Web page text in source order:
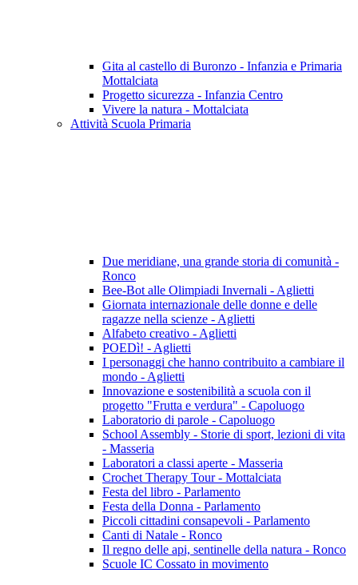
Gita al castello di Buronzo - Infanzia e Primaria
Mottalciata
Progetto sicurezza - Infanzia Centro
Vivere la natura - Mottalciata
Attività Scuola Primaria
Due meridiane, una grande storia di comunità -
Ronco
Bee-Bot alle Olimpiadi Invernali - Aglietti
Giornata internazionale delle donne e delle
ragazze nella scienze - Aglietti
Alfabeto creativo - Aglietti
POEDì! - Aglietti
I personaggi che hanno contribuito a cambiare il
mondo - Aglietti
Innovazione e sostenibilità a scuola con il
progetto "Frutta e verdura" - Capoluogo
Laboratorio di parole - Capoluogo
School Assembly - Storie di sport, lezioni di vita
- Masseria
Laboratori a classi aperte - Masseria
Crochet Therapy Tour - Mottalciata
Festa del libro - Parlamento
Festa della Donna - Parlamento
Piccoli cittadini consapevoli - Parlamento
Canti di Natale - Ronco
Il regno delle api, sentinelle della natura - Ronco
Scuole IC Cossato in movimento